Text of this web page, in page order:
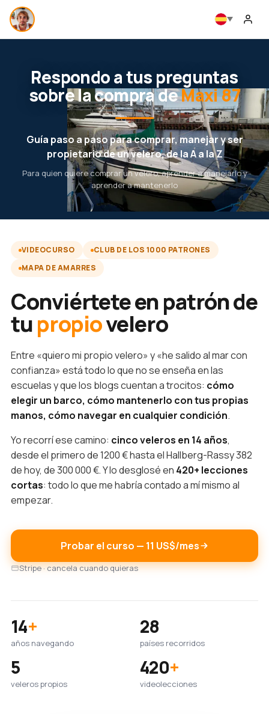
Respondo a tus preguntas
sobre la compra deMaxi 87
Guía paso a paso para comprar, manejar y ser
propietario de un velero, de la A a la Z
Para quien quiere comprar un velero, aprender a manejarlo y
aprender a mantenerlo
VIDEOCURSO
CLUB DE LOS 1000 PATRONES
MAPA DE AMARRES
Conviértete en patrón de
tupropiovelero
Entre «quiero mi propio velero» y «he salido al mar con
confianza» está todo lo que no se enseña en las
escuelas y que los blogs cuentan a trocitos: cómo
elegir un barco, cómo mantenerlo con tus propias
manos, cómo navegar en cualquier condición.
Yo recorrí ese camino: cinco veleros en 14 años,
desde el primero de 1200 € hasta el Hallberg-Rassy 382
de hoy, de 300 000 €. Y lo desglosé en 420+ lecciones
cortas: todo lo que me habría contado a mí mismo al
empezar.
Probar el curso — 11 US$/mes
Stripe · cancela cuando quieras
14+
años navegando
28
países recorridos
5
veleros propios
420+
videolecciones